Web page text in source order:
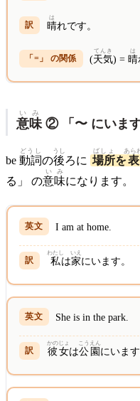
晴
は
れです。
(天気
てんき
) =晴
は
意味
いみ
② 「〜 にいま
be 動詞
どうし
の後
うし
ろに 場所
ばしょ
を表
あら
る」 の意味
いみ
になります。
I am at home.
私
わたし
は家
いえ
にいます。
She is in the park.
彼女
かのじょ
は公
こう
園
えん
にいます